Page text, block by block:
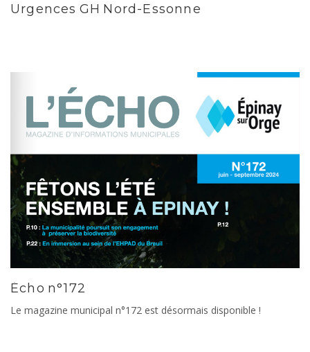
Urgences GH Nord-Essonne
Écho n°172
Le magazine municipal n°172 est désormais disponible !